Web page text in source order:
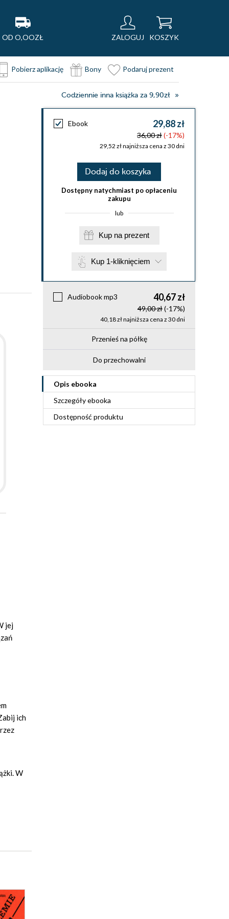
OD O,OOZŁ ZALOGUJ KOSZYK
Pobierz aplikację Bony Podaruj prezent
Codziennie inna książka za 9,90zł
Ebook 29,88 zł
36,00 zł(-17%)
29,52 zł najniższa cena z 30 dni
Dodaj do koszyka
Dostępny natychmiast po opłaceniu
zakupu
lub
Kup na prezent
Kup 1-kliknięciem
Audiobook mp3 40,67 zł
49,00 zł(-17%)
40,18 zł najniższa cena z 30 dni
Przenieś na półkę
Do przechowalni
Opis ebooka
Szczegółyebooka
Dostępność produktu
jej
ich
W